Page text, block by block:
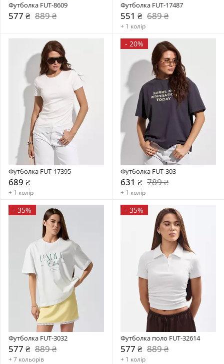
Футболка FUT-8609
577 ₴ 889 ₴
Футболка FUT-17487
551 ₴ 689 ₴
+ 1 колір
Футболка FUT-17395
689 ₴
+ 1 колір
- 20%
Футболка FUT-303
631 ₴ 789 ₴
+ 1 колір
- 35%
Футболка FUT-3032
577 ₴ 889 ₴
+ 7 кольорів
- 35%
Футболка поло FUT-32614
577 ₴ 889 ₴
+ 1 колір